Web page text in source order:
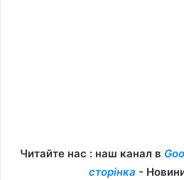
Читайте нас : наш канал в
сторінка -